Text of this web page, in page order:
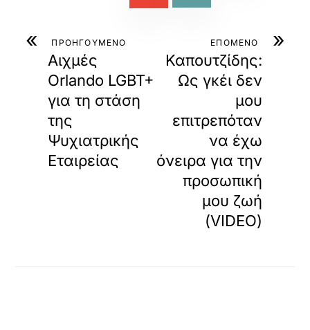
« ΠΡΟΗΓΟΥΜΕΝΟ
Αιχμές
Orlando LGBT+
για τη στάση
της
Ψυχιατρικής
Εταιρείας
»
ΕΠΟΜΕΝΟ
Καπουτζίδης:
Ως γκέι δεν
μου
επιτρεπόταν
να έχω
όνειρα για την
προσωπική
μου ζωή
(VIDEO)